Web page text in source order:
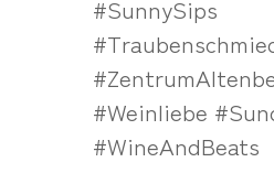
#SunnySips
#Weinliebe
#WineAndBeats